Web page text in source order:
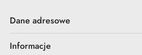
Dane adresowe
Informacje